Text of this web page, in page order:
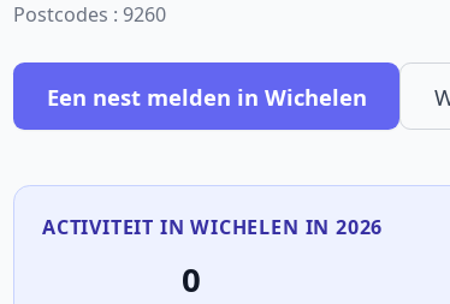
Postcodes : 9260
Een nest melden in Wichelen
ACTIVITEIT IN WICHELEN IN 2026
0